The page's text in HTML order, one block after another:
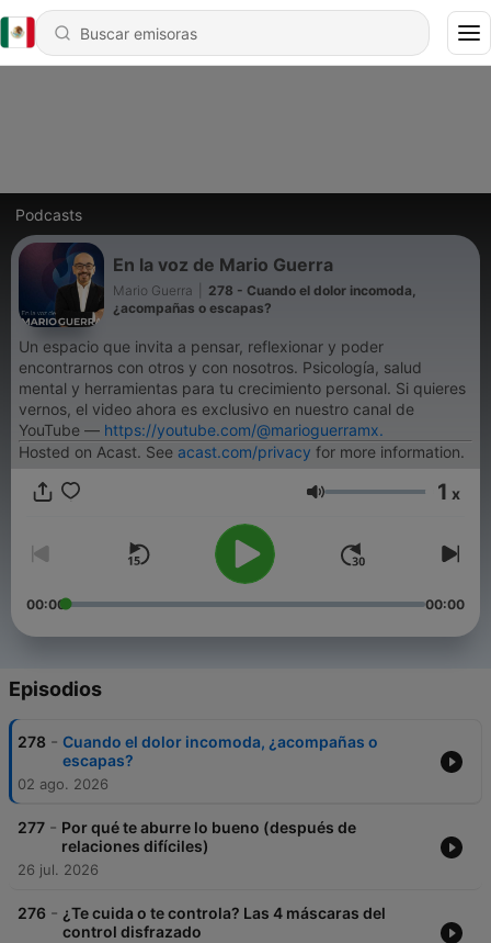
Podcasts
En la voz de Mario Guerra
Mario Guerra
278 - Cuando el dolor incomoda,
¿acompañas o escapas?
Un espacio que invita a pensar, reflexionar y poder
encontrarnos con otros y con nosotros. Psicología, salud
mental y herramientas para tu crecimiento personal. Si quieres
vernos, el video ahora es exclusivo en nuestro canal de
YouTube — https://youtube.com/@marioguerramx.
Hosted on Acast. See acast.com/privacy for more information.
Volumen 1 x
00:00 00:00
Episodios
278 - Cuando el dolor incomoda, ¿acompañas o
escapas?
02 ago. 2026
277 - Por qué te aburre lo bueno (después de
relaciones difíciles)
26 jul. 2026
276 - ¿Te cuida o te controla? Las 4 máscaras del
control disfrazado